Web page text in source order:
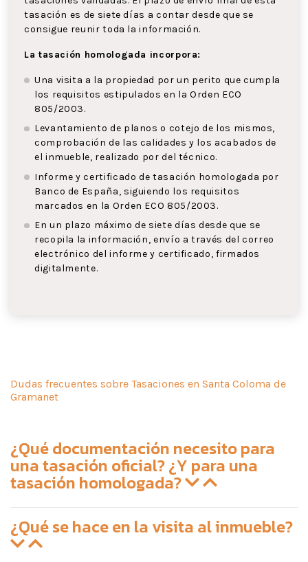
tasación es de siete días a contar desde que se
consigue reunir toda la información.
La tasación homologada incorpora:
Una visita a la propiedad por un perito que cumpla
los requisitos estipulados en la Orden ECO
805/2003.
Levantamiento de planos o cotejo de los mismos,
comprobación de las calidades y los acabados de
el inmueble, realizado por del técnico.
Informe y certificado de tasación homologada por
Banco de España, siguiendo los requisitos
marcados en la Orden ECO 805/2003.
En un plazo máximo de siete días desde que se
recopila la información, envío a través del correo
electrónico del informe y certificado, firmados
digitalmente.
Dudas frecuentes sobre Tasaciones en Santa Coloma de
Gramanet
¿Qué documentación necesito para
una tasación oficial? ¿Y para una
tasación homologada?
¿Qué se hace en la visita al inmueble?